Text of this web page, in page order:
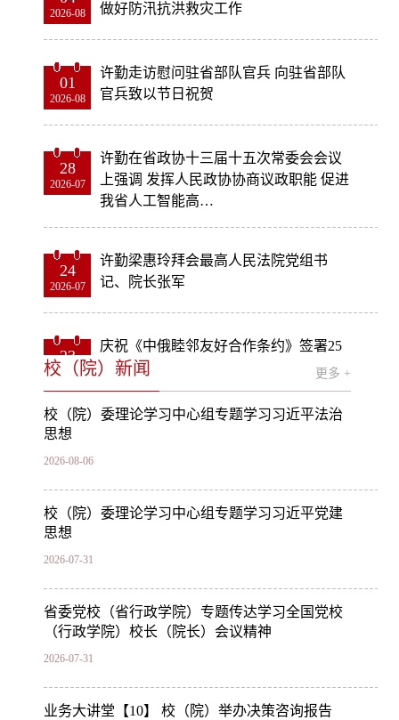
2026-08
做好防汛抗洪救灾工作
01
2026-08
许勤走访慰问驻省部队官兵 向驻省部队
官兵致以节日祝贺
28
2026-07
许勤在省政协十三届十五次常委会会议
上强调 发挥人民政协协商议政职能 促进
我省人工智能高…
24
2026-07
许勤梁惠玲拜会最高人民法院党组书
记、院长张军
23
2026-07
庆祝《中俄睦邻友好合作条约》签署25
周年专场交响音乐会在哈举行
校（院）新闻 更多 +
校（院）委理论学习中心组专题学习习近平法治
思想
2026-08-06
校（院）委理论学习中心组专题学习习近平党建
思想
2026-07-31
省委党校（省行政学院）专题传达学习全国党校
（行政学院）校长（院长）会议精神
2026-07-31
业务大讲堂【10】 校（院）举办决策咨询报告